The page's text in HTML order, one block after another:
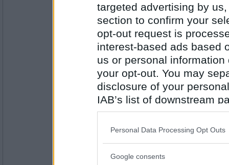
targeted advertising by
section to confirm your
opt-out request is
interest-based ads based
us or personal
your opt-out. You may
disclosure of your
IAB’s list of downstream
also be disclosed by us
Downstream Participants
Please note that this
Personal Data Processing Opt Outs
Google consents
Zumba 12
Antal inlägg: 455
Stor hund
Fotboll eller Tennis?